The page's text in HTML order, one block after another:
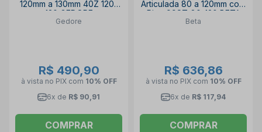
120mm a 130mm 40Z 120-
130 GEDORE
Gedore
R$ 490,90
à vista no PIX com 10% OFF
6x de R$ 90,91
COMPRAR
Articulada 80 a 120mm com
Pino 99ST-80-120 BETA
Beta
R$ 636,86
à vista no PIX com 10% OFF
6x de R$ 117,94
COMPRAR